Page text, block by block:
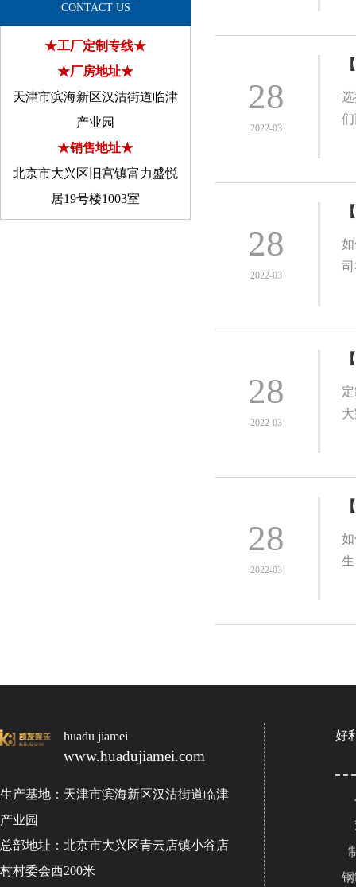
CONTACT US
★工厂定制专线★
★厂房地址★
天津市滨海新区汉沽街道临津
产业园
★销售地址★
北京市大兴区旧宫镇富力盛悦
居19号楼1003室
28
2022-03
28
2022-03
28
2022-03
28
2022-03
huadu jiamei
www.huadujiamei.com
生产基地：天津市滨海新区汉沽街道临津
产业园
总部地址：北京市大兴区青云店镇小谷店
村村委会西200米
好